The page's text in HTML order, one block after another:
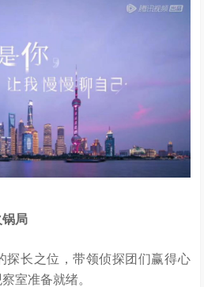
局
探长之位，带领侦探团们赢得心
室准备就绪。